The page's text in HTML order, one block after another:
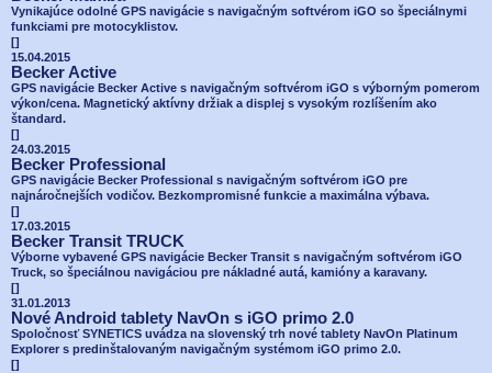
Vynikajúce odolné GPS navigácie s navigačným softvérom iGO so špeciálnymi
funkciami pre motocyklistov.
[]
15.04.2015
Becker Active
GPS navigácie Becker Active s navigačným softvérom iGO s výborným pomerom
výkon/cena. Magnetický aktívny držiak a displej s vysokým rozlíšením ako
štandard.
[]
24.03.2015
Becker Professional
GPS navigácie Becker Professional s navigačným softvérom iGO pre
najnáročnejších vodičov. Bezkompromisné funkcie a maximálna výbava.
[]
17.03.2015
Becker Transit TRUCK
Výborne vybavené GPS navigácie Becker Transit s navigačným softvérom iGO
Truck, so špeciálnou navigáciou pre nákladné autá, kamióny a karavany.
[]
31.01.2013
Nové Android tablety NavOn s iGO primo 2.0
Spoločnosť SYNETICS uvádza na slovenský trh nové tablety NavOn Platinum
Explorer s predinštalovaným navigačným systémom iGO primo 2.0.
[]